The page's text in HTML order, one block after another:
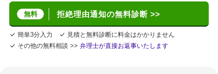
無料 拒絶理由通知の無料診断 >>
簡単3分入力
見積と無料診断に料金はかかりません
その他の無料相談 >> 弁理士が直接お返事いたします